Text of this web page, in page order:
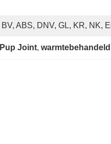
BV, ABS, DNV, GL, KR, NK,
Joint,